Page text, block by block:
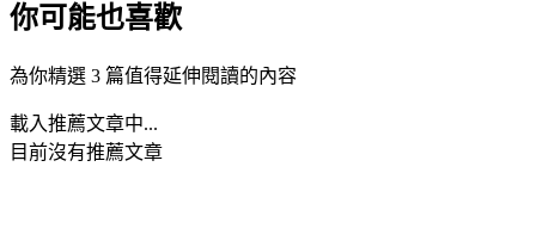
你可能也喜歡
為你精選 3 篇值得延伸閱讀的內容
載入推薦文章中...
目前沒有推薦文章